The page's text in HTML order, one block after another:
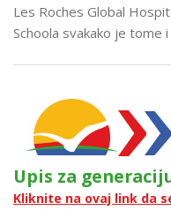
Les Roches Global
Schoola svakako je tome
Upis za
Kliknite na ovaj link da